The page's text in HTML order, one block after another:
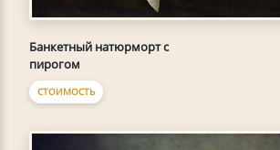
Банкетный натюрморт с
пирогом
СТОИМОСТЬ